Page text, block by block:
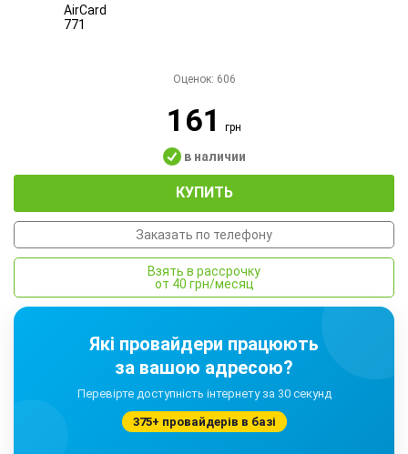
Оценок: 606
161грн
в наличии
КУПИТЬ
Заказать по телефону
Взять в рассрочку
от 40 грн/месяц
Які провайдери працюють
за вашою адресою?
Перевірте доступність інтернету за 30 секунд
375+ провайдерів в базі